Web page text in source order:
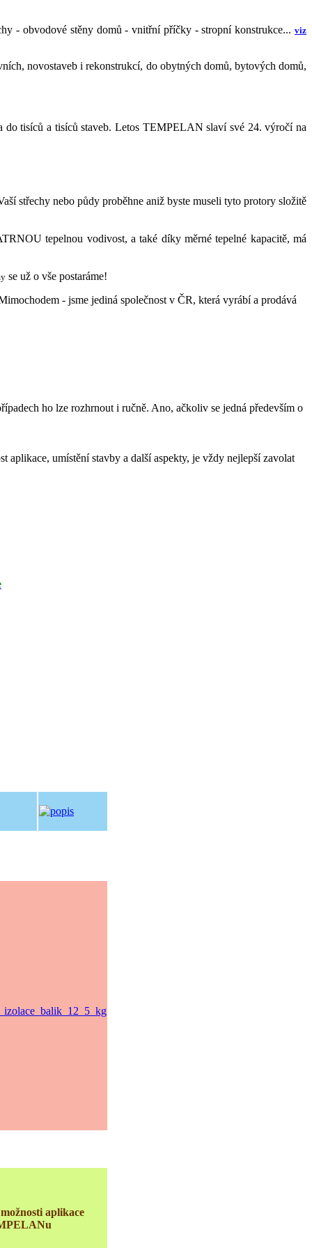
- obvodové stěny domů - vnitřní příčky - stropní konstrukce...viz
novostaveb i rekonstrukcí, do obytných domů, bytových domů,
do tisíců a tisíců staveb. Letos TEMPELAN slaví své 24. výročí na
střechy nebo půdy proběhne aniž byste museli tyto protory složitě
tepelnou vodivost, a také díky měrné tepelné kapacitě, má
se už o vše postaráme!
- jsme jediná společnost v ČR, která vyrábí a prodává
ho lze rozhrnout i ručně. Ano, ačkoliv se jedná především o
aplikace, umístění stavby a další aspekty, je vždy nejlepší zavolat
aplikace